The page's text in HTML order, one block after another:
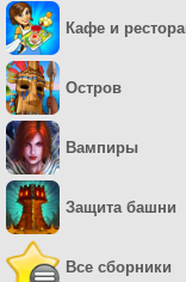
Кафе и
Остров
Вампиры
Защита башни
Все сборники